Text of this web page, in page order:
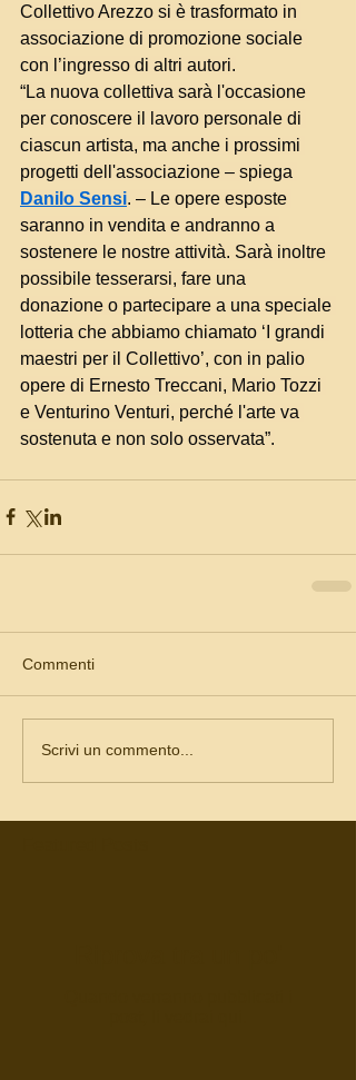
Collettivo Arezzo si è trasformato in
associazione di promozione sociale
con l’ingresso di altri autori.
“La nuova collettiva sarà l'occasione
per conoscere il lavoro personale di
ciascun artista, ma anche i prossimi
progetti dell'associazione – spiega
Danilo Sensi. – Le opere esposte
saranno in vendita e andranno a
sostenere le nostre attività. Sarà inoltre
possibile tesserarsi, fare una
donazione o partecipare a una speciale
lotteria che abbiamo chiamato ‘I grandi
maestri per il Collettivo’, con in palio
opere di Ernesto Treccani, Mario Tozzi
e Venturino Venturi, perché l'arte va
sostenuta e non solo osservata”.
Commenti
Scrivi un commento...